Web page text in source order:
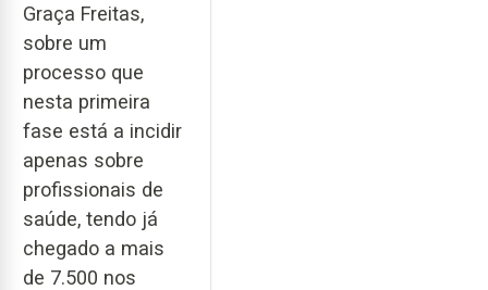
Graça Freitas,
sobre um
processo que
nesta primeira
fase está a incidir
apenas sobre
profissionais de
saúde, tendo já
chegado a mais
de 7.500 nos